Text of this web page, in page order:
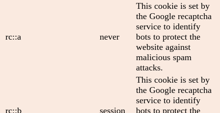
rc::a never
This cookie is set by
the Google recaptcha
service to identify
bots to protect the
website against
malicious spam
attacks.
rc::b session
This cookie is set by
the Google recaptcha
service to identify
bots to protect the